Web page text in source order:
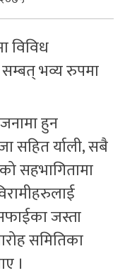
विविध
भव्य रुपमा
हुन
सहित र्याली, सबै
सहभागितामा
जस्ता
समितिका
।